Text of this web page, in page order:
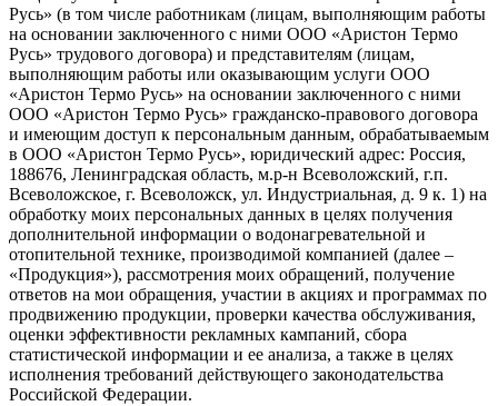
Русь» (в том числе работникам (лицам, выполняющим работы
на основании заключенного с ними ООО «Аристон Термо
Русь» трудового договора) и представителям (лицам,
выполняющим работы или оказывающим услуги ООО
«Аристон Термо Русь» на основании заключенного с ними
ООО «Аристон Термо Русь» гражданско-правового договора
и имеющим доступ к персональным данным, обрабатываемым
в ООО «Аристон Термо Русь», юридический адрес: Россия,
188676, Ленинградская область, м.р-н Всеволожский, г.п.
Всеволожское, г. Всеволожск, ул. Индустриальная, д. 9 к. 1) на
обработку моих персональных данных в целях получения
дополнительной информации о водонагревательной и
отопительной технике, производимой компанией (далее –
«Продукция»), рассмотрения моих обращений, получение
ответов на мои обращения, участии в акциях и программах по
продвижению продукции, проверки качества обслуживания,
оценки эффективности рекламных кампаний, сбора
статистической информации и ее анализа, а также в целях
исполнения требований действующего законодательства
Российской Федерации.